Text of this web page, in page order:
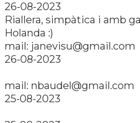
26-08-2023
Riallera, simpàtica i amb
Holanda :)
mail: janevisu@gmail.com
26-08-2023
mail: nbaudel@gmail.com
25-08-2023